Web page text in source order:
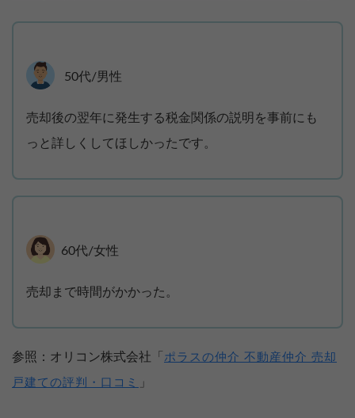
50代/男性
売却後の翌年に発生する税金関係の説明を事前にも
っと詳しくしてほしかったです。
60代/女性
売却まで時間がかかった。
参照：オリコン株式会社「 ポラスの仲介 不動産仲介 売却
戸建ての評判・口コミ 」